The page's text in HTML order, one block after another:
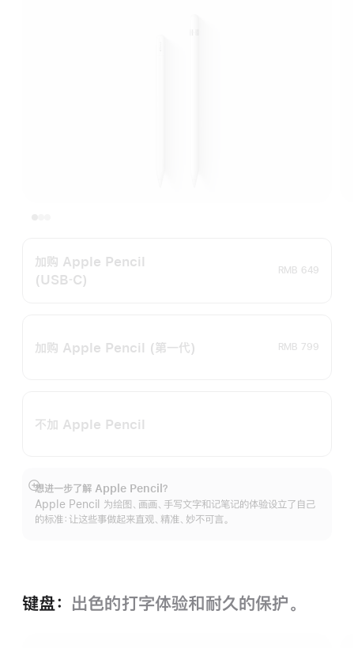
加购 Apple Pencil
(USB‑C)
RMB 649
加购 Apple Pencil (第一代) RMB 799
不加 Apple Pencil
想进一步了解 Apple Pencil？
Apple Pencil 为绘图、画画、手写文字和记笔记的体验设立了自己
的标准：让这些事做起来直观、精准、妙不可言。
展
开
键盘： 出色的打字体验和耐久的保‍护。